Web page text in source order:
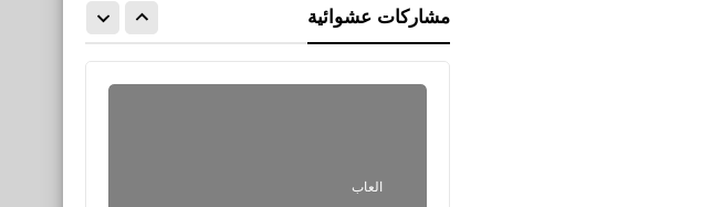
مشاركات عشوائية
للأيفون والأندرويد XAPK
العاب